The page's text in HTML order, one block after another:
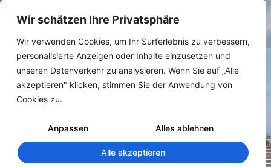
Wir schätzen Ihre Privatsphäre
Wir verwenden Cookies, um Ihr Surferlebnis zu verbessern,
personalisierte Anzeigen oder Inhalte einzusetzen und
unseren Datenverkehr zu analysieren. Wenn Sie auf „Alle
akzeptieren" klicken, stimmen Sie der Anwendung von
Cookies zu.
Anpassen Alles ablehnen
Alle akzeptieren